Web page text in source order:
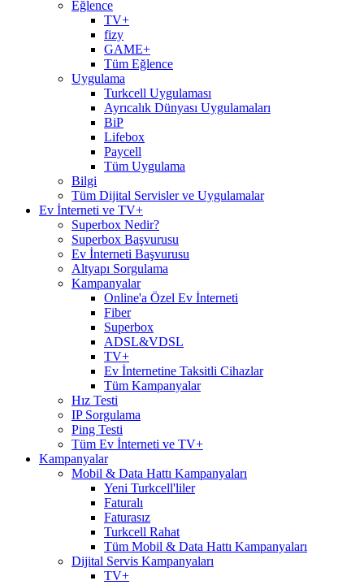
Eğlence
TV+
fizy
GAME+
Tüm Eğlence
Uygulama
Turkcell Uygulaması
Ayrıcalık Dünyası Uygulamaları
BiP
Lifebox
Paycell
Tüm Uygulama
Bilgi
Tüm Dijital Servisler ve Uygulamalar
Ev İnterneti ve TV+
Superbox Nedir?
Superbox Başvurusu
Ev İnterneti Başvurusu
Altyapı Sorgulama
Kampanyalar
Online'a Özel Ev İnterneti
Fiber
Superbox
ADSL&VDSL
TV+
Ev İnternetine Taksitli Cihazlar
Tüm Kampanyalar
Hız Testi
IP Sorgulama
Ping Testi
Tüm Ev İnterneti ve TV+
Kampanyalar
Mobil & Data Hattı Kampanyaları
Yeni Turkcell'liler
Faturalı
Faturasız
Turkcell Rahat
Tüm Mobil & Data Hattı Kampanyaları
Dijital Servis Kampanyaları
TV+